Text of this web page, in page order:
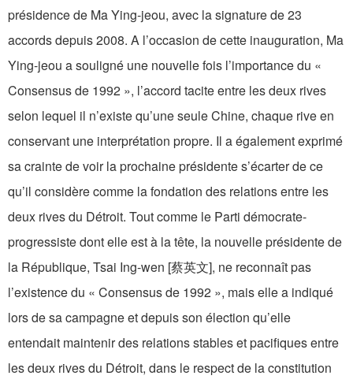
présidence de Ma Ying-jeou, avec la signature de 23
accords depuis 2008. A l’occasion de cette inauguration, Ma
Ying-jeou a souligné une nouvelle fois l’importance du «
Consensus de 1992 », l’accord tacite entre les deux rives
selon lequel il n’existe qu’une seule Chine, chaque rive en
conservant une interprétation propre. Il a également exprimé
sa crainte de voir la prochaine présidente s’écarter de ce
qu’il considère comme la fondation des relations entre les
deux rives du Détroit. Tout comme le Parti démocrate-
progressiste dont elle est à la tête, la nouvelle présidente de
la République, Tsai Ing-wen [蔡英文], ne reconnaît pas
l’existence du « Consensus de 1992 », mais elle a indiqué
lors de sa campagne et depuis son élection qu’elle
entendait maintenir des relations stables et pacifiques entre
les deux rives du Détroit, dans le respect de la constitution